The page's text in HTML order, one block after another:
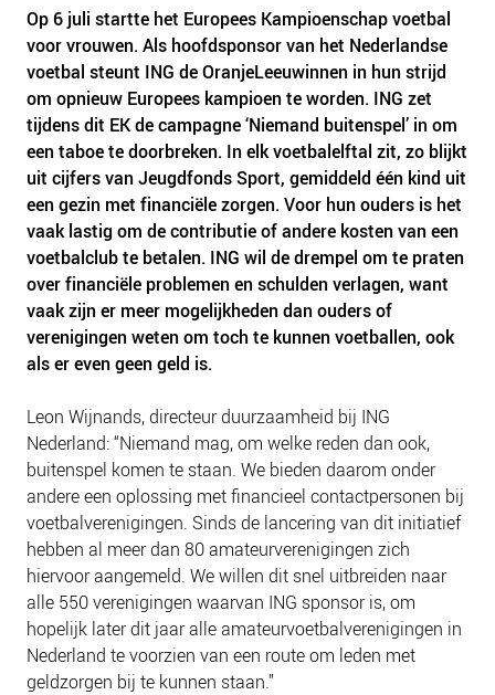
VACATURES
IN DE MEDIA
OVER NCFG
NIEUWS
BLOGS
Op 6 juli startte het Europees Kampioenschap voetbal
voor vrouwen.Als hoofdsponsor van het Nederlandse
voetbal steunt ING de OranjeLeeuwinnen in hun strijd
om opnieuw Europees kampioen te worden. ING zet
tijdens dit EK de campagne ‘Niemand buitenspel’ in om
een taboe te doorbreken. In elk voetbalelftal zit, zo blijkt
uit cijfers van Jeugdfonds Sport, gemiddeld één kind uit
een gezin met financiële zorgen. Voor hun ouders is het
vaak lastig om de contributie of andere kosten van een
voetbalclub te betalen. ING wil de drempel om te praten
over financiële problemen en schulden verlagen, want
vaak zijn er meer mogelijkheden dan ouders of
verenigingen weten om toch te kunnen voetballen, ook
als er even geen geld is.
Leon Wijnands, directeur duurzaamheid bij ING
Nederland:“Niemand mag, om welke reden dan ook,
buitenspel komen te staan. We bieden daarom onder
andere een oplossing met financieel contactpersonen bij
voetbalverenigingen. Sinds de lancering van dit initiatief
hebben al meer dan 80 amateurverenigingen zich
hiervoor aangemeld. We willen dit snel uitbreiden naar
alle 550 verenigingen waarvan ING sponsor is, om
hopelijk later dit jaar alle amateurvoetbalverenigingen in
Nederland te voorzien van een route om leden met
geldzorgen bij te kunnen staan.”